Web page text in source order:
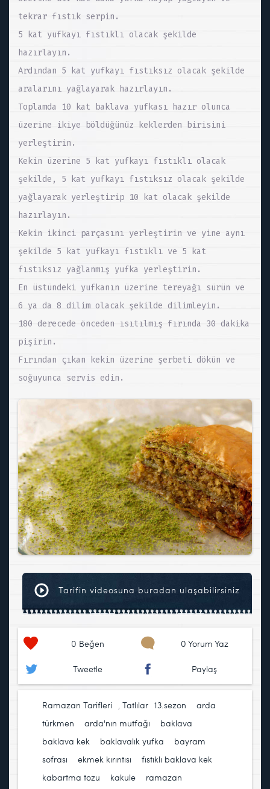
tekrar fıstık serpin.
5 kat yufkayı fıstıklı olacak şekilde
hazırlayın.
Ardından 5 kat yufkayı fıstıksız olacak şekilde
aralarını yağlayarak hazırlayın.
Toplamda 10 kat baklava yufkası hazır olunca
üzerine ikiye böldüğünüz keklerden birisini
yerleştirin.
Kekin üzerine 5 kat yufkayı fıstıklı olacak
şekilde, 5 kat yufkayı fıstıksız olacak şekilde
yağlayarak yerleştirip 10 kat olacak şekilde
hazırlayın.
Kekin ikinci parçasını yerleştirin ve yine aynı
şekilde 5 kat yufkayı fıstıklı ve 5 kat
fıstıksız yağlanmış yufka yerleştirin.
En üstündeki yufkanın üzerine tereyağı sürün ve
6 ya da 8 dilim olacak şekilde dilimleyin.
180 derecede önceden ısıtılmış fırında 30 dakika
pişirin.
Fırından çıkan kekin üzerine şerbeti dökün ve
soğuyunca servis edin.
Tarifin videosuna buradan ulaşabilirsiniz
0 Beğen 0 Yorum Yaz
Tweetle Paylaş
Ramazan Tarifleri , Tatlılar 13.sezon
arda
türkmen
arda'nın mutfağı baklava
baklava kek
baklavalık yufka
bayram
sofrası
ekmek kırıntısı fıstıklı baklava kek
kabartma tozu
kakule ramazan